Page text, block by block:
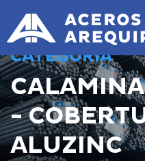
CATEGORÍA
-
ALUZINC